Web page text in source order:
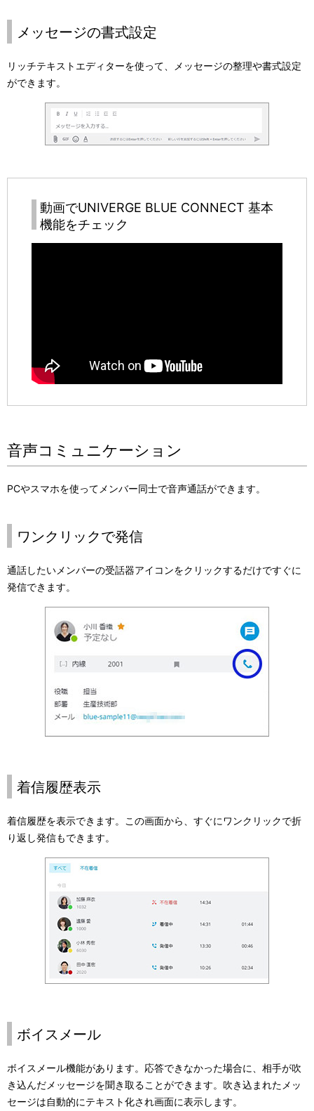
メッセージの書式設定
リッチテキストエディターを使って、メッセージの整理や書式設定
ができます。
動画でUNIVERGE BLUE CONNECT 基本
機能をチェック
音声コミュニケーション
PCやスマホを使ってメンバー同士で音声通話ができます。
ワンクリックで発信
通話したいメンバーの受話器アイコンをクリックするだけですぐに
発信できます。
着信履歴表示
着信履歴を表示できます。この画面から、すぐにワンクリックで折
り返し発信もできます。
ボイスメール
ボイスメール機能があります。応答できなかった場合に、相手が吹
き込んだメッセージを聞き取ることができます。吹き込まれたメッ
セージは自動的にテキスト化され画面に表示します。